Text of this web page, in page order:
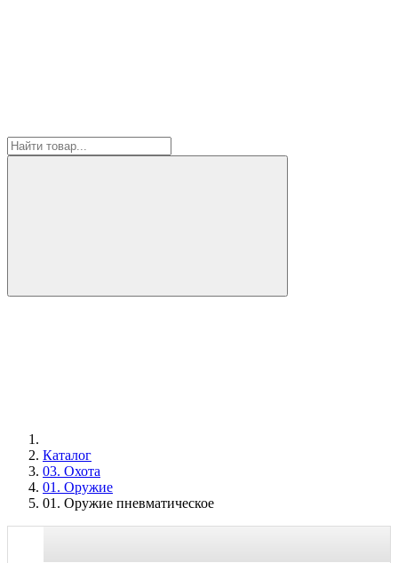
Каталог
03. Охота
01. Оружие
01. Оружие пневматическое